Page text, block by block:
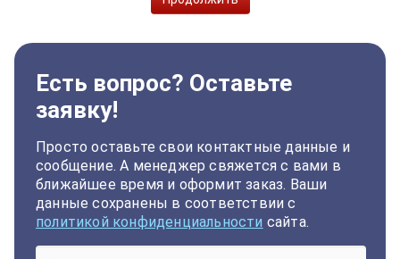
Есть вопрос? Оставьте
заявку!
Просто оставьте свои контактные данные и
сообщение. А менеджер свяжется с вами в
ближайшее время и оформит заказ. Ваши
данные сохранены в соответствии с
политикой конфиденциальности сайта.